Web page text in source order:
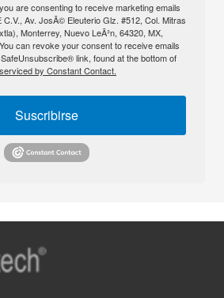
are consenting to receive marketing emails
Av. JosÃ© Eleuterio Glz. #512, Col. Mitras
Monterrey, Nuevo LeÃ³n, 64320, MX,
can revoke your consent to receive emails
link, found at the bottom of
by Constant Contact.
Suscribirse